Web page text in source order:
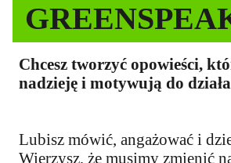
Chcesz tworzyć opowieści,
nadzieję i motywują do
Lubisz mówić, angażować i
Wierzysz, że musimy zmienić